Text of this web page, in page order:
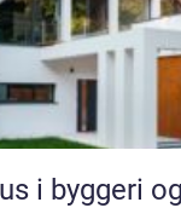
i byggeri